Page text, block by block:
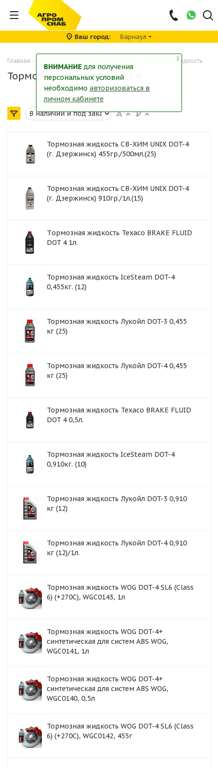
Ваш город Барнаул
Главная - Тормозная жидкость
Тормозная жидкость DOT 4
Тормозная жидкость СВ-ХИМ UNIX DOT-4
(г. Дзержинск) 455гр./500мл.(25)
Тормозная жидкость СВ-ХИМ UNIX DOT-4
(г. Дзержинск) 910гр./1л.(15)
Tормозная жидкость Texaco BRAKE FLUID
DOT 4 1л.
Тормозная жидкость IceSteam DOT-4
0,455кг. (12)
Тормозная жидкость Лукойл DOT-3 0,455
кг (25)
Тормозная жидкость Лукойл DOT-4 0,455
кг (25)
Тормозная жидкость Texaco BRAKE FLUID
DOT 4 0,5л.
Тормозная жидкость IceSteam DOT-4
0,910кг. (10)
Тормозная жидкость Лукойл DOT-3 0,910
кг (12)
Тормозная жидкость Лукойл DOT-4 0,910
кг (12)/1л.
Тормозная жидкость WOG DOT-4 SL6 (Class
6) (+270C), WGC0143, 1л
Тормозная жидкость WOG DOT-4+
синтетическая для систем ABS WOG,
WGC0141, 1л
Тормозная жидкость WOG DOT-4+
синтетическая для систем ABS WOG,
WGC0140, 0,5л
Тормозная жидкость WOG DOT-4 SL6 (Class
6) (+270C), WGC0142, 455г
╳
ВНИМАНИЕ для получения
персональных условий
необходимо авторизоваться в
личном кабинете